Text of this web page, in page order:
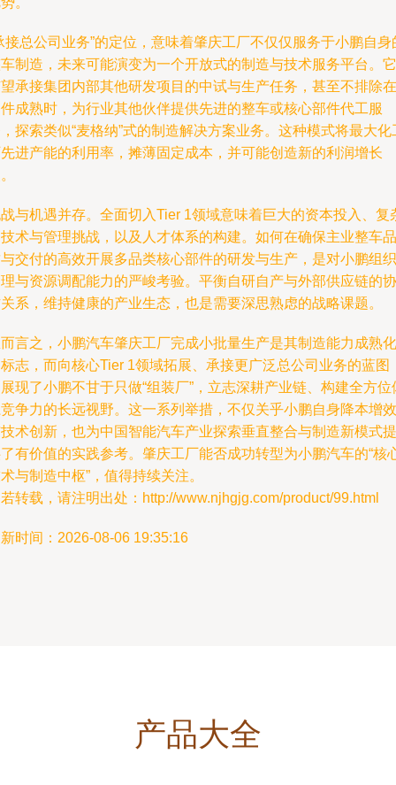
接总公司业务”的定位，意味着肇庆工厂不仅仅服务于小鹏自身
制造，未来可能演变为一个开放式的制造与技术服务平台。它
承接集团内部其他研发项目的中试与生产任务，甚至不排除在
成熟时，为行业其他伙伴提供先进的整车或核心部件代工服
探索类似“麦格纳”式的制造解决方案业务。这种模式将最大化
进产能的利用率，摊薄固定成本，并可能创造新的利润增长
与机遇并存。全面切入Tier 1领域意味着巨大的资本投入、复
术与管理挑战，以及人才体系的构建。如何在确保主业整车品
交付的高效开展多品类核心部件的研发与生产，是对小鹏组织
与资源调配能力的严峻考验。平衡自研自产与外部供应链的协
系，维持健康的产业生态，也是需要深思熟虑的战略课题。
言之，小鹏汽车肇庆工厂完成小批量生产是其制造能力成熟化
志，而向核心Tier 1领域拓展、承接更广泛总公司业务的蓝图
现了小鹏不甘于只做“组装厂”，立志深耕产业链、构建全方位
争力的长远视野。这一系列举措，不仅关乎小鹏自身降本增效
术创新，也为中国智能汽车产业探索垂直整合与制造新模式提
有价值的实践参考。肇庆工厂能否成功转型为小鹏汽车的“核
与制造中枢”，值得持续关注。
转载，请注明出处：http://www.njhgjg.com/product/99.html
时间：2026-08-06 19:35:16
产品大全